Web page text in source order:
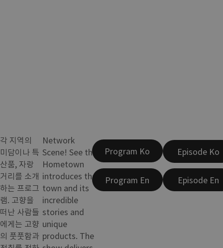
각 지역의
미담이나 특
산품, 자랑
거리를 소개
하는 프로그
램. 고향을
떠난 사람들
에게는 고향
의 풋풋함과
Network
Scene! See the
Hometown
introduces the
town and its
incredible
stories and
unique
products. The
Program Ko
Program En
Episode Ko
Episode En